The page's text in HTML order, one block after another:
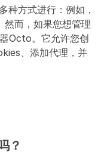
种方式进行：例如，
而，如果您想管理
Octo。它允许您创
、添加代理，并
？